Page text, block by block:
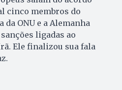
cinco membros do
da ONU e a Alemanha
ligadas ao
Ele finalizou sua fala